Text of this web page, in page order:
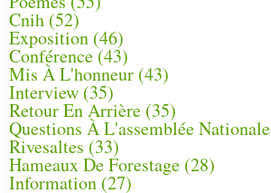
Cnih (52)
Exposition (46)
Conférence(43)
Mis À L'honneur (43)
Interview (35)
Retour En Arrière (35)
Questions À L'assemblée Nationale
Rivesaltes (33)
Hameaux De Forestage (28)
Information (27)